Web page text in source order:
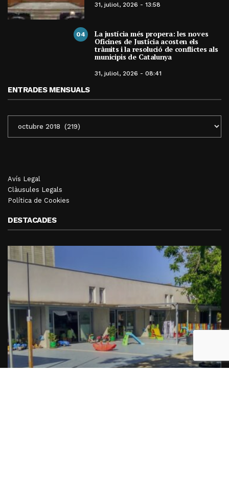
31, juliol, 2026 - 13:58
04 La justícia més propera: les noves
Oficines de Justícia acosten els
tràmits i la resolució de conflictes als
municipis de Catalunya
31, juliol, 2026 - 08:41
ENTRADES MENSUALS
MENSUALS
Avís Legal
Clàusules Legals
Política de Cookies
DESTACADES